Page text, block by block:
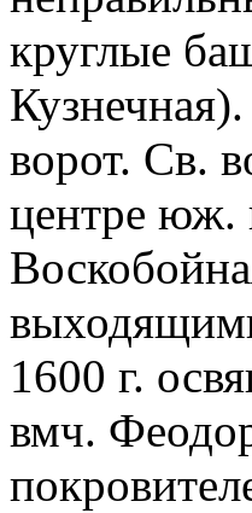
круглые
ворот. Св.
центре юж.
1600 г.
вмч.